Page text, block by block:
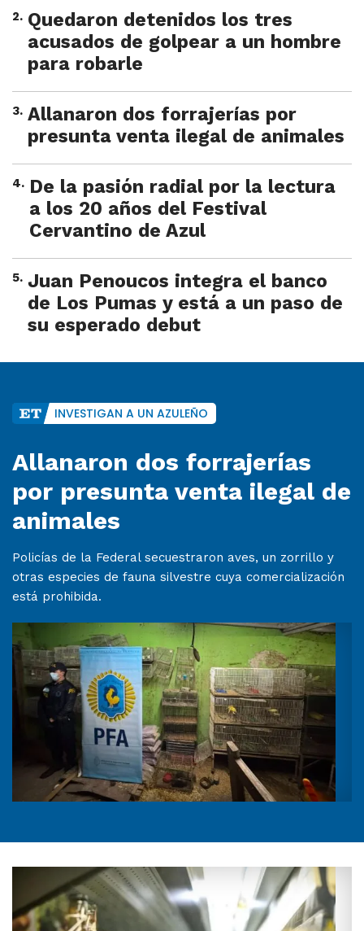
2. Quedaron detenidos los tres
acusados de golpear a un hombre
para robarle
3. Allanaron dos forrajerías por
presunta venta ilegal de animales
4. De la pasión radial por la lectura
a los 20 años del Festival
Cervantino de Azul
5. Juan Penoucos integra el banco
de Los Pumas y está a un paso de
su esperado debut
INVESTIGAN A UN AZULEÑO
Allanaron dos forrajerías
por presunta venta ilegal de
animales
Policías de la Federal secuestraron aves, un zorrillo y
otras especies de fauna silvestre cuya comercialización
está prohibida.